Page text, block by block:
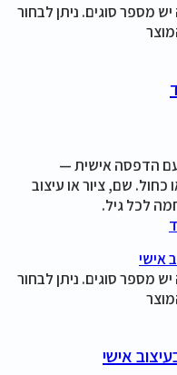
מספר סוגים. ניתן לבחור
הדפסה אישית —
כחול. שם, ציור או עיצוב
לכל גיל.
מספר סוגים. ניתן לבחור
אישי